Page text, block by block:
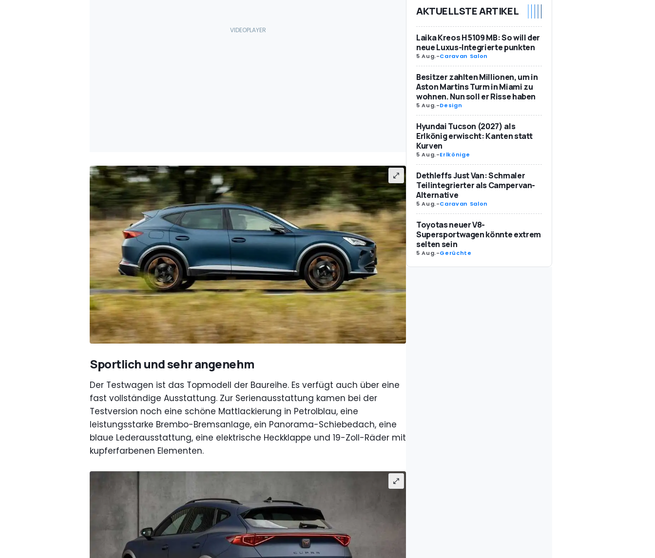
Sportlich und sehr angenehm
Der Testwagen ist das Topmodell der Baureihe. Es verfügt auch über eine
fast vollständige Ausstattung. Zur Serienausstattung kamen bei der
Testversion noch eine schöne Mattlackierung in Petrolblau, eine
leistungsstarke Brembo-Bremsanlage, ein Panorama-Schiebedach, eine
blaue Lederausstattung, eine elektrische Heckklappe und 19-Zoll-Räder mit
kupferfarbenen Elementen.
AKTUELLSTE ARTIKEL
Laika Kreos H 5109 MB: So will der
neue Luxus-Integrierte punkten
5 Aug.-Caravan Salon
Besitzer zahlten Millionen, um in
Aston Martins Turm in Miami zu
wohnen. Nun soll er Risse haben
5 Aug.-Design
Hyundai Tucson (2027) als
Erlkönig erwischt: Kanten statt
Kurven
5 Aug.-Erlkönige
Dethleffs Just Van: Schmaler
Teilintegrierter als Campervan-
Alternative
5 Aug.-Caravan Salon
Toyotas neuer V8-
Supersportwagen könnte extrem
selten sein
5 Aug.-Gerüchte